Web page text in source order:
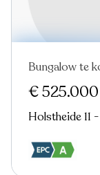
Nieuw
Bungalow te
€ 525.000
Holstheide 11